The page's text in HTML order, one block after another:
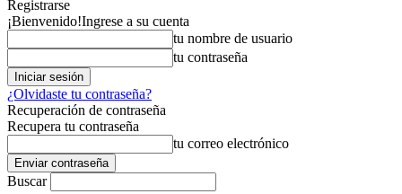
Registrarse
¡Bienvenido!Ingrese a su cuenta
tu nombre de usuario
tu contraseña
¿Olvidaste tu contraseña?
Recuperación de contraseña
Recupera tu contraseña
tu correo electrónico
Buscar